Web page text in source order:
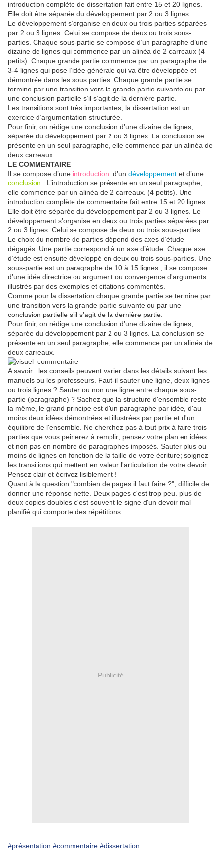
introduction complète de dissertation fait entre 15 et 20 lignes.
Elle doit être séparée du développement par 2 ou 3 lignes.
Le développement s’organise en deux ou trois parties séparées
par 2 ou 3 lignes. Celui se compose de deux ou trois sous-
parties. Chaque sous-partie se compose d’un paragraphe d’une
dizaine de lignes qui commence par un alinéa de 2 carreaux (4
petits). Chaque grande partie commence par un paragraphe de
3-4 lignes qui pose l’idée générale qui va être développée et
démontrée dans les sous parties. Chaque grande partie se
termine par une transition vers la grande partie suivante ou par
une conclusion partielle s’il s’agit de la dernière partie.
Les transitions sont très importantes, la dissertation est un
exercice d’argumentation structurée.
Pour finir, on rédige une conclusion d’une dizaine de lignes,
séparée du développement par 2 ou 3 lignes. La conclusion se
présente en un seul paragraphe, elle commence par un alinéa de
deux carreaux.
LE COMMENTAIRE
Il se compose d’une introduction , d’un développement et d’une
conclusion . L’introduction se présente en un seul paragraphe,
elle commence par un alinéa de 2 carreaux. (4 petits). Une
introduction complète de commentaire fait entre 15 et 20 lignes.
Elle doit être séparée du développement par 2 ou 3 lignes. Le
développement s’organise en deux ou trois parties séparées par
2 ou 3 lignes. Celui se compose de deux ou trois sous-parties.
Le choix du nombre de parties dépend des axes d’étude
dégagés. Une partie correspond à un axe d’étude. Chaque axe
d’étude est ensuite développé en deux ou trois sous-parties. Une
sous-partie est un paragraphe de 10 à 15 lignes ; il se compose
d’une idée directrice ou argument ou convergence d'arguments
illustrés par des exemples et citations commentés.
Comme pour la dissertation chaque grande partie se termine par
une transition vers la grande partie suivante ou par une
conclusion partielle s’il s’agit de la dernière partie.
Pour finir, on rédige une conclusion d’une dizaine de lignes,
séparée du développement par 2 ou 3 lignes. La conclusion se
présente en un seul paragraphe, elle commence par un alinéa de
deux carreaux.
A savoir : les conseils peuvent varier dans les détails suivant les
manuels ou les professeurs. Faut-il sauter une ligne, deux lignes
ou trois lignes ? Sauter ou non une ligne entre chaque sous-
partie (paragraphe) ? Sachez que la structure d'ensemble reste
la même, le grand principe est d'un paragraphe par idée, d'au
moins deux idées démontrées et illustrées par partie et d'un
équilibre de l'ensemble. Ne cherchez pas à tout prix à faire trois
parties que vous peinerez à remplir; pensez votre plan en idées
et non pas en nombre de paragraphes imposés. Sauter plus ou
moins de lignes en fonction de la taille de votre écriture; soignez
les transitions qui mettent en valeur l'articulation de votre devoir.
Pensez clair et écrivez lisiblement !
Quant à la question "combien de pages il faut faire ?", difficile de
donner une réponse nette. Deux pages c'est trop peu, plus de
deux copies doubles c'est souvent le signe d'un devoir mal
planifié qui comporte des répétitions.
Publicité
#présentation #commentaire #dissertation